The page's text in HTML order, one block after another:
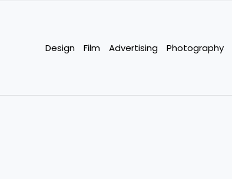
Design Film Advertising Photography